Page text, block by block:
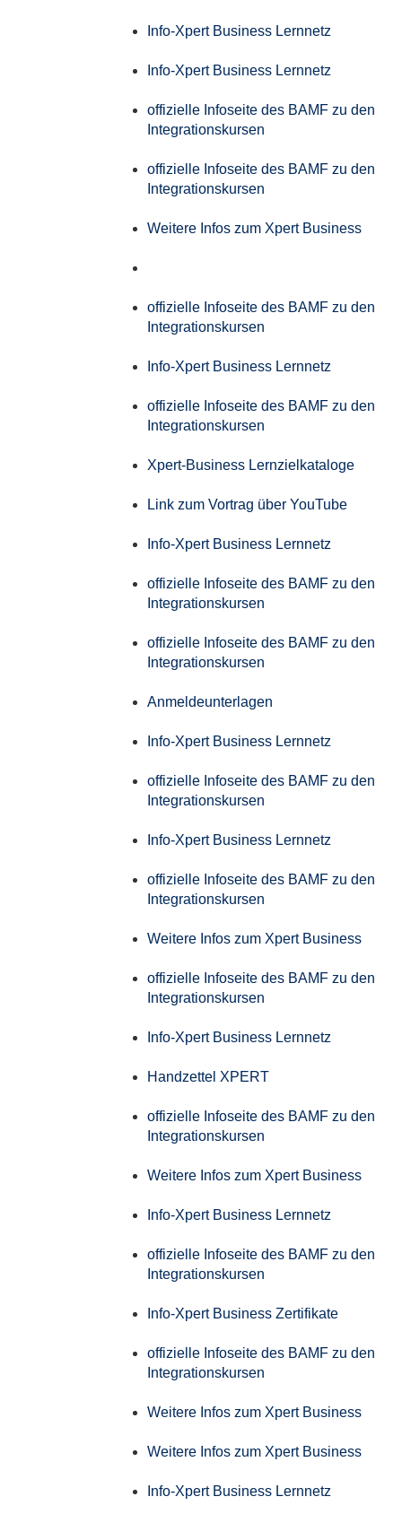
Info-Xpert Business Lernnetz
Info-Xpert Business Lernnetz
offizielle Infoseite des BAMF zu den
Integrationskursen
offizielle Infoseite des BAMF zu den
Integrationskursen
Weitere Infos zum Xpert Business
offizielle Infoseite des BAMF zu den
Integrationskursen
Info-Xpert Business Lernnetz
offizielle Infoseite des BAMF zu den
Integrationskursen
Xpert-Business Lernzielkataloge
Link zum Vortrag über YouTube
Info-Xpert Business Lernnetz
offizielle Infoseite des BAMF zu den
Integrationskursen
offizielle Infoseite des BAMF zu den
Integrationskursen
Anmeldeunterlagen
Info-Xpert Business Lernnetz
offizielle Infoseite des BAMF zu den
Integrationskursen
Info-Xpert Business Lernnetz
offizielle Infoseite des BAMF zu den
Integrationskursen
Weitere Infos zum Xpert Business
offizielle Infoseite des BAMF zu den
Integrationskursen
Info-Xpert Business Lernnetz
Handzettel XPERT
offizielle Infoseite des BAMF zu den
Integrationskursen
Weitere Infos zum Xpert Business
Info-Xpert Business Lernnetz
offizielle Infoseite des BAMF zu den
Integrationskursen
Info-Xpert Business Zertifikate
offizielle Infoseite des BAMF zu den
Integrationskursen
Weitere Infos zum Xpert Business
Weitere Infos zum Xpert Business
Info-Xpert Business Lernnetz